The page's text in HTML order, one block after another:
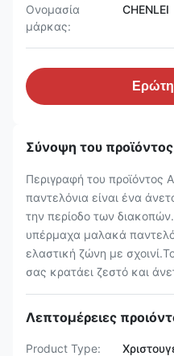
Ονομασία
μάρκας:
CHENLEI
Σύνοψη του προϊόντος
Περιγραφή του προϊόντος
παντελόνια είναι ένα
την περίοδο των
υπέρμαχα μαλακά
ελαστική ζώνη με
σας κρατάει ζεστό και
Λεπτομέρειες
Product Type: